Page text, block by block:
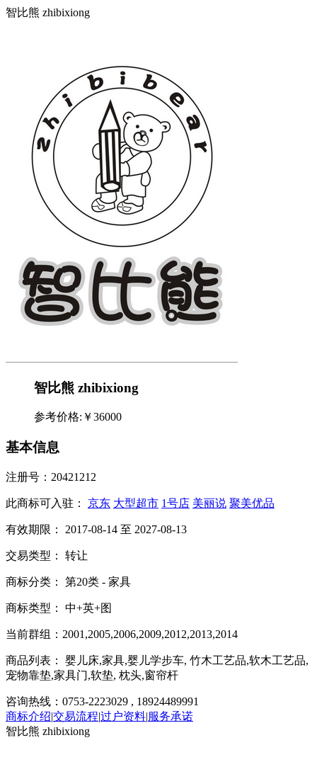
智比熊 zhibixiong
智比熊 zhibixiong
参考价格: ￥36000
基本信息
注册号：20421212
此商标可入驻： 京东 大型超市 1号店 美丽说 聚美优品
有效期限： 2017-08-14 至 2027-08-13
交易类型： 转让
商标分类： 第20类 - 家具
商标类型： 中+英+图
当前群组：2001,2005,2006,2009,2012,2013,2014
商品列表： 婴儿床,家具,婴儿学步车, 竹木工艺品,软木工艺品,
宠物靠垫,家具门,软垫, 枕头,窗帘杆
咨询热线：0753-2223029 , 18924489991
商标介绍|交易流程|过户资料|服务承诺
智比熊 zhibixiong